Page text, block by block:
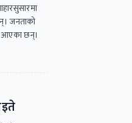
जनताको
आएका छन्।